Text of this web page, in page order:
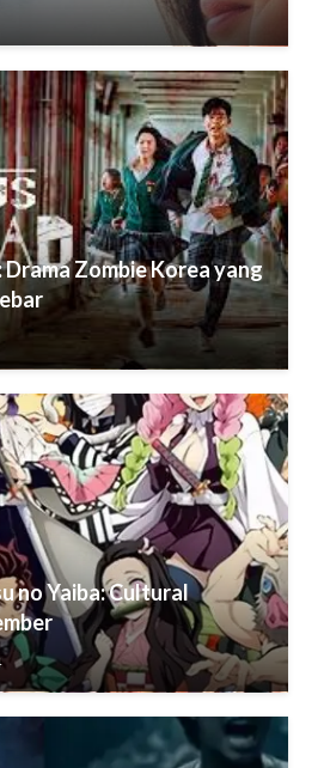
Zombie Korea yang
no Yaiba: Cultural